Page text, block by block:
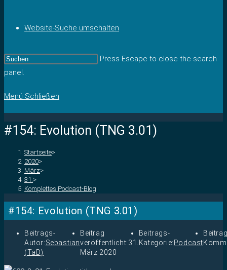
Website-Suche umschalten
Press Escape to close the search
panel.
Menü Schließen
#154: Evolution (TNG 3.01)
Startseite>
2020>
März>
31. >
Komplettes Podcast-Blog
#154: Evolution (TNG 3.01)
Beitrags-
Autor:Sebastian
(TaD)
Beitrag
veröffentlicht:31.
März 2020
Beitrags-
Kategorie: Podcast